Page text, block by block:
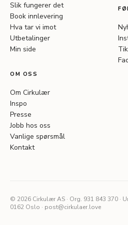
Slik fungerer det
Book innlevering
Hva tar vi imot
Utbetalinger
Min side
OM OSS
Om Cirkulær
Inspo
Presse
Jobb hos oss
Vanlige spørsmål
Kontakt
© 2026 Cirkulær AS · Org. 931 843 370 ·
0162 Oslo · post@cirkulaer.love